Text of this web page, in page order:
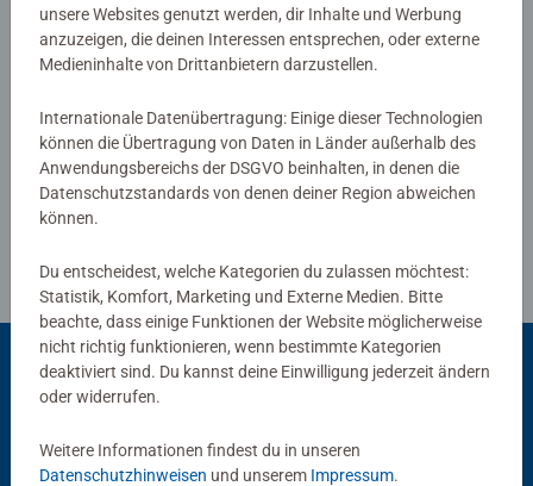
von Ravensburger Kinderpuzzles mit den beliebtesten
Motiven, von 2 Teilen bis 300 Teilen, ist garantiert für
jedes Kind das Richtige dabei. Die Auswahl der Motive
sehr am Herzen. Deshalb wird die Unbedenklichkeit aller
Materialien von einem unabhängigen Institut bestätigt.
Seit mehr als 100 Jahren entwickeln wir Puzzles, wie
Kinder sie lieben: altersgerecht in Motiv, Teilezahl und -
Verfasse eine Bewertung
Richtlinien für Bewertungen
Andere Kunden mögen auch
unsere Websites genutzt werden, dir Inhalte und Werbung
anzuzeigen, die deinen Interessen entsprechen, oder externe
Medieninhalte von Drittanbietern darzustellen.
Internationale Datenübertragung: Einige dieser Technologien
können die Übertragung von Daten in Länder außerhalb des
Anwendungsbereichs der DSGVO beinhalten, in denen die
Datenschutzstandards von denen deiner Region abweichen
können.
Du entscheidest, welche Kategorien du zulassen möchtest:
Statistik, Komfort, Marketing und Externe Medien. Bitte
beachte, dass einige Funktionen der Website möglicherweise
nicht richtig funktionieren, wenn bestimmte Kategorien
deaktiviert sind. Du kannst deine Einwilligung jederzeit ändern
oder widerrufen.
Weitere Informationen findest du in unseren
Datenschutzhinweisen und unserem Impressum.